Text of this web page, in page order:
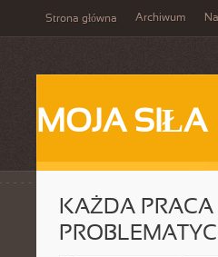
Strona główna Archiwum
MOJA SIŁA
KAŻDA